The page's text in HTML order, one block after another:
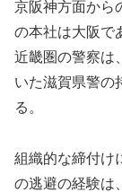
京阪神方面から
の本社は大阪で
近畿圏の警察は
いた滋賀県警の
る。
組織的な締付け
の逃避の経験は